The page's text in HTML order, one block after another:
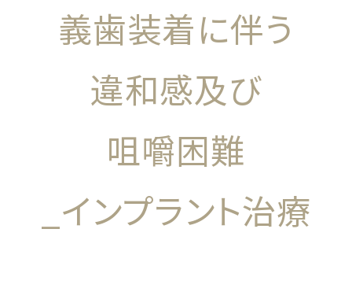
義歯装着に伴う
違和感及び
咀嚼困難
_インプラント治療